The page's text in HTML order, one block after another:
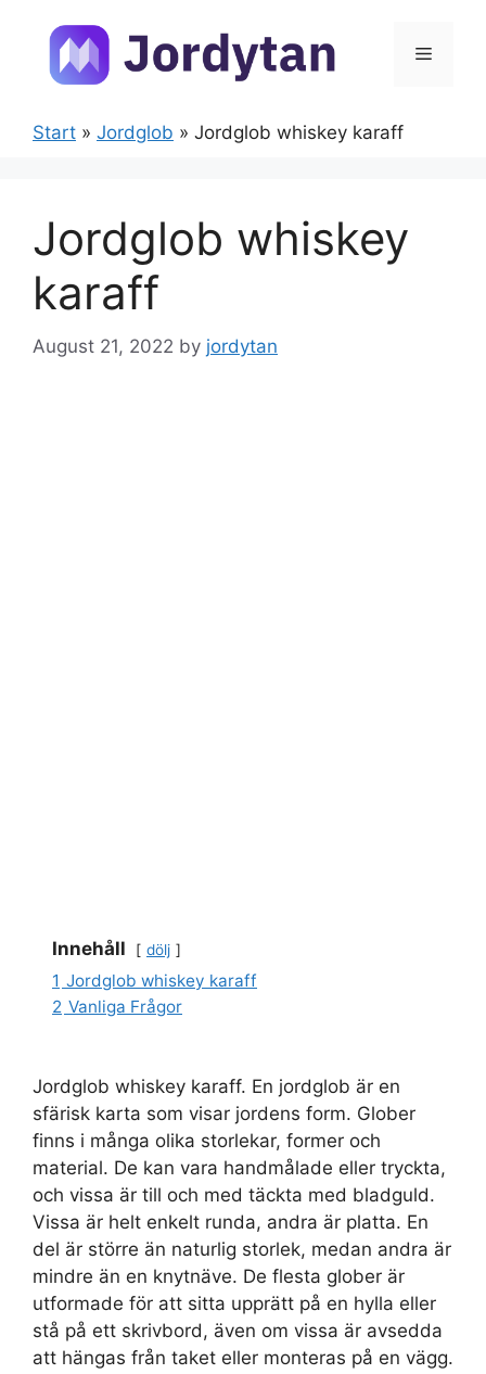
content
Menu
Start » Jordglob » Jordglob whiskey karaff
Jordglob whiskey
karaff
August 21, 2022 by jordytan
Innehåll dölj
1 Jordglob whiskey karaff
2 Vanliga Frågor
Jordglob whiskey karaff. En jordglob är en
sfärisk karta som visar jordens form. Glober
finns i många olika storlekar, former och
material. De kan vara handmålade eller tryckta,
och vissa är till och med täckta med bladguld.
Vissa är helt enkelt runda, andra är platta. En
del är större än naturlig storlek, medan andra är
mindre än en knytnäve. De flesta glober är
utformade för att sitta upprätt på en hylla eller
stå på ett skrivbord, även om vissa är avsedda
att hängas från taket eller monteras på en vägg.